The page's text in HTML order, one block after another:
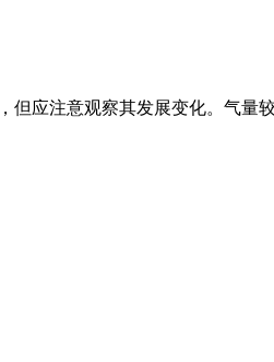
但应注意观察其发展变化。气量